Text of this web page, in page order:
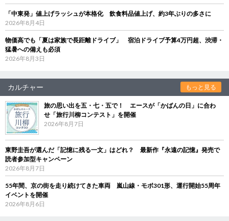
「中東発」値上げラッシュが本格化 飲食料品値上げ、約3年ぶりの多さに
2026年8月4日
物価高でも「夏は家族で長距離ドライブ」 宿泊ドライブ予算4万円超、渋滞・
猛暑への備えも必須
2026年8月3日
カルチャー もっと見る
旅の思い出を五・七・五で！ エースが「かばんの日」に合わ
せ「旅行川柳コンテスト」を開催
2026年8月7日
東野圭吾が選んだ「記憶に残る一文」はどれ？ 最新作『永遠の記憶』発売で
読者参加型キャンペーン
2026年8月7日
55年間、京の街を走り続けてきた車両 嵐山線・モボ301形、運行開始55周年
イベントを開催
2026年8月6日